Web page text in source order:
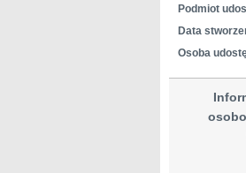
Podmiot
Data
Osoba